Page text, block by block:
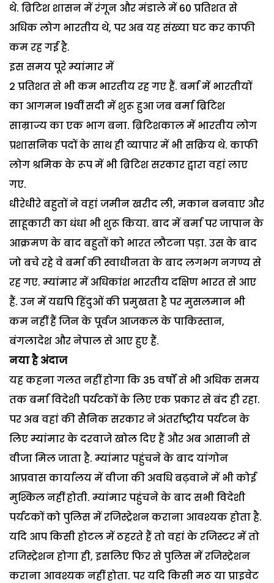
थे. ब्रिटिश शासन में रंगून और मंडाले में 60 प्रतिशत से
अधिक लोग भारतीय थे, पर अब यह संख्या घट कर काफी
कम रह गई है.
इस समय पूरे म्यांमार में
2 प्रतिशत से भी कम भारतीय रह गए हैं. बर्मा में भारतीयों
का आगमन 19वीं सदी में शुरू हुआ जब बर्मा ब्रिटिश
साम्राज्य का एक भाग बना. ब्रिटिशकाल में भारतीय लोग
प्रशासनिक पदों के साथ ही व्यापार में भी सक्रिय थे. काफी
लोग श्रमिक के रूप में भी ब्रिटिश सरकार द्वारा वहां लाए
गए.
धीरेधीरे बहुतों ने वहां जमीन खरीद ली, मकान बनवाए और
साहूकारी का धंधा भी शुरू किया. बाद में बर्मा पर जापान के
आक्रमण के बाद बहुतों को भारत लौटना पड़ा. उस के बाद
जो बचे रहे वे बर्मा की स्वाधीनता के बाद लगभग नगण्य से
रह गए. म्यांमार में अधिकांश भारतीय दक्षिण भारत से आए
हैं. उन में यद्यपि हिंदुओं की प्रमुखता है पर मुसलमान भी
कम नहीं हैं जिन के पूर्वज आजकल के पाकिस्तान,
बंगलादेश और नेपाल से आए हुए हैं.
नया है अंदाज
यह कहना गलत नहीं होगा कि 35 वर्षों से भी अधिक समय
तक बर्मा विदेशी पर्यटकों के लिए एक प्रकार से बंद ही रहा.
पर अब वहां की सैनिक सरकार ने अंतर्राष्ट्रीय पर्यटन के
लिए म्यांमार के दरवाजे खोल दिए हैं और अब आसानी से
वीजा मिल जाता है. म्यांमार पहुंचने के बाद यांगोन
आप्रवास कार्यालय में वीजा की अवधि बढ़वाने में भी कोई
मुश्किल नहीं होती. म्यांमार पहुंचने के बाद सभी विदेशी
पर्यटकों को पुलिस में रजिस्ट्रेशन कराना आवश्यक होता है.
यदि आप किसी होटल में ठहरते हैं तो वहां के रजिस्टर में तो
रजिस्ट्रेशन होगा ही, इसलिए फिर से पुलिस में रजिस्ट्रेशन
कराना आवश्यक नहीं होता. पर यदि किसी मठ या प्राइवेट